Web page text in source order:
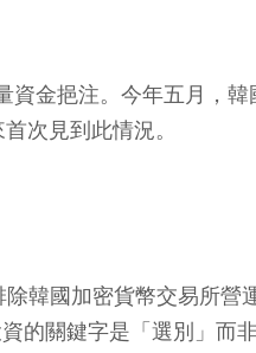
金挹注。今年五月，
次見到此情況。
韓國加密貨幣交易所營
的關鍵字是「選別」而